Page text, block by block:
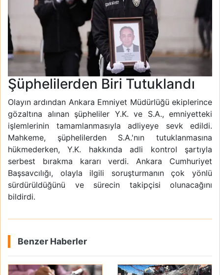
Şüphelilerden Biri Tutuklandı
Olayın ardından Ankara Emniyet Müdürlüğü ekiplerince
gözaltına alınan şüpheliler Y.K. ve S.A., emniyetteki
işlemlerinin tamamlanmasıyla adliyeye sevk edildi.
Mahkeme, şüphelilerden S.A.'nın tutuklanmasına
hükmederken, Y.K. hakkında adli kontrol şartıyla
serbest bırakma kararı verdi. Ankara Cumhuriyet
Başsavcılığı, olayla ilgili soruşturmanın çok yönlü
sürdürüldüğünü ve sürecin takipçisi olunacağını
bildirdi.
Benzer Haberler